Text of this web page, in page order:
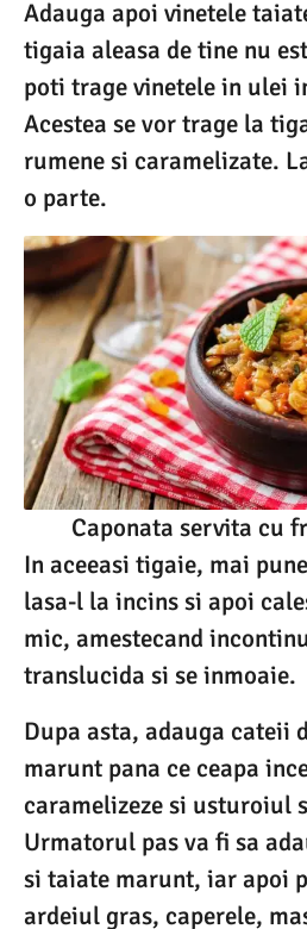
Adauga apoi vinetele
tigaia aleasa de tine nu
poti trage vinetele in ulei
Acestea se vor trage la
rumene si caramelizate.
o parte.
Caponata servita cu
In aceeasi tigaie, mai
lasa-l la incins si apoi
mic, amestecand
translucida si se inmoaie.
Dupa asta, adauga cateii
marunt pana ce ceapa
caramelizeze si usturoiul
Urmatorul pas va fi sa
si taiate marunt, iar apoi
ardeiul gras, caperele,